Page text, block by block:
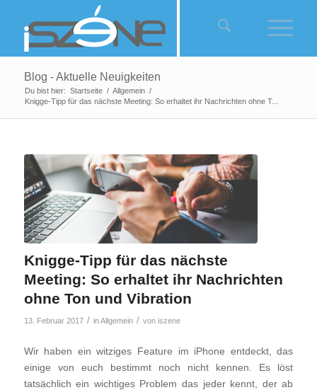
Blog - Aktuelle Neuigkeiten
Du bist hier: Startseite / Allgemein /
Knigge-Tipp für das nächste Meeting: So erhaltet ihr Nachrichten ohne T...
Knigge-Tipp für das nächste
Meeting: So erhaltet ihr Nachrichten
ohne Ton und Vibration
13. Februar 2017 / inAllgemein / von iszene
Wir haben ein witziges Feature im iPhone entdeckt, das
einige von euch bestimmt noch nicht kennen. Es löst
tatsächlich ein wichtiges Problem das jeder kennt, der ab